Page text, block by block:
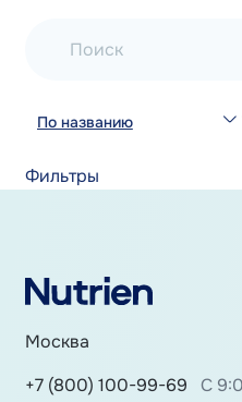
Поиск
По названию
Фильтры
Москва
+7 (800) 100-99-69
С